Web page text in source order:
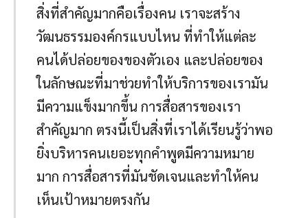
สิ่งที่สำคัญมากคือเรื่องคน เราจะสร้าง
วัฒนธรรมองค์กรแบบไหน ที่ทำให้แต่ละ
คนได้ปล่อยของของตัวเอง และปล่อยของ
ในลักษณะที่มาช่วยทำให้บริการของเรามัน
มีความแข็งมากขึ้น การสื่อสารของเรา
สำคัญมาก ตรงนี้เป็นสิ่งที่เราได้เรียนรู้ว่าพอ
ยิ่งบริหารคนเยอะทุกคำพูดมีความหมาย
มาก การสื่อสารที่มันชัดเจนและทำให้คน
เห็นเป้าหมายตรงกัน